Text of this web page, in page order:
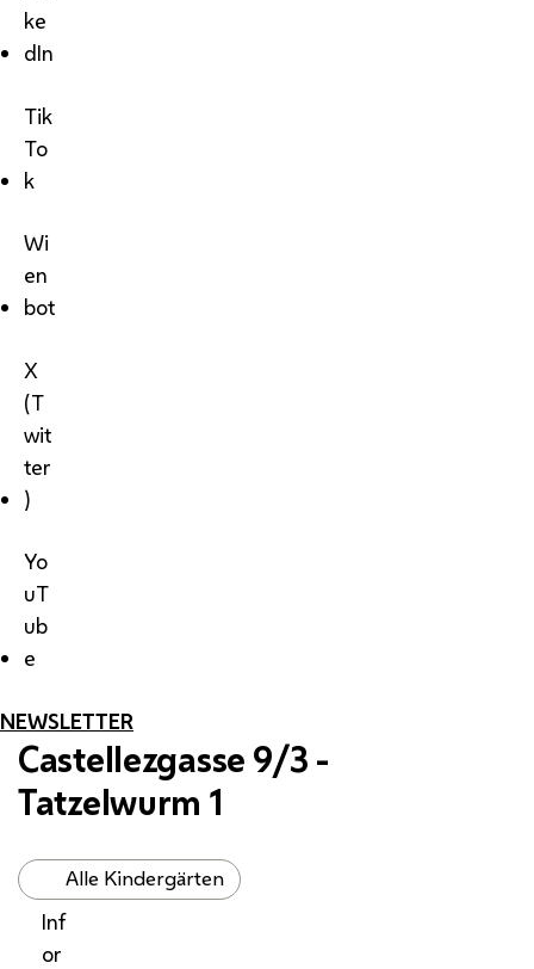
ke
dIn
Tik
To
k
Wi
en
bot
X
(T
wit
ter
)
Yo
uT
ub
e
NEWSLETTER
Castellezgasse 9/3 -
Tatzelwurm 1
Alle Kindergärten
Inf
or